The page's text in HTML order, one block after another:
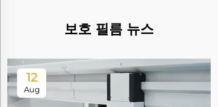
보호 필름 뉴스
12
Aug